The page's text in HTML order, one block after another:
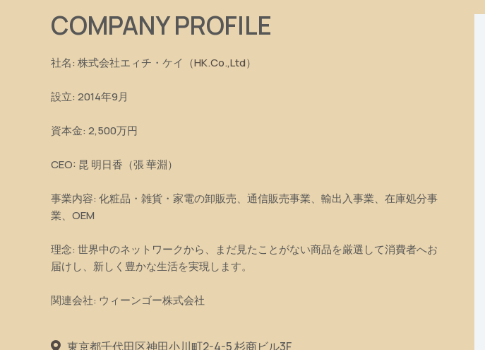
COMPANY PROFILE
社名: 株式会社エィチ・ケイ （HK.Co.,Ltd）
設立: 2014年9月
資本金: 2,500万円
CEO: 昆 明日香（張 華淵）
事業内容: 化粧品・雑貨・家電の卸販売、通信販売事業、輸出入事業、在庫処分事
業、OEM
理念: 世界中のネットワークから、まだ見たことがない商品を厳選して消費者へお
届けし、新しく豊かな生活を実現します。
関連会社: ウィーンゴー株式会社
東京都千代田区神田小川町2-4-5 杉商ビル3F